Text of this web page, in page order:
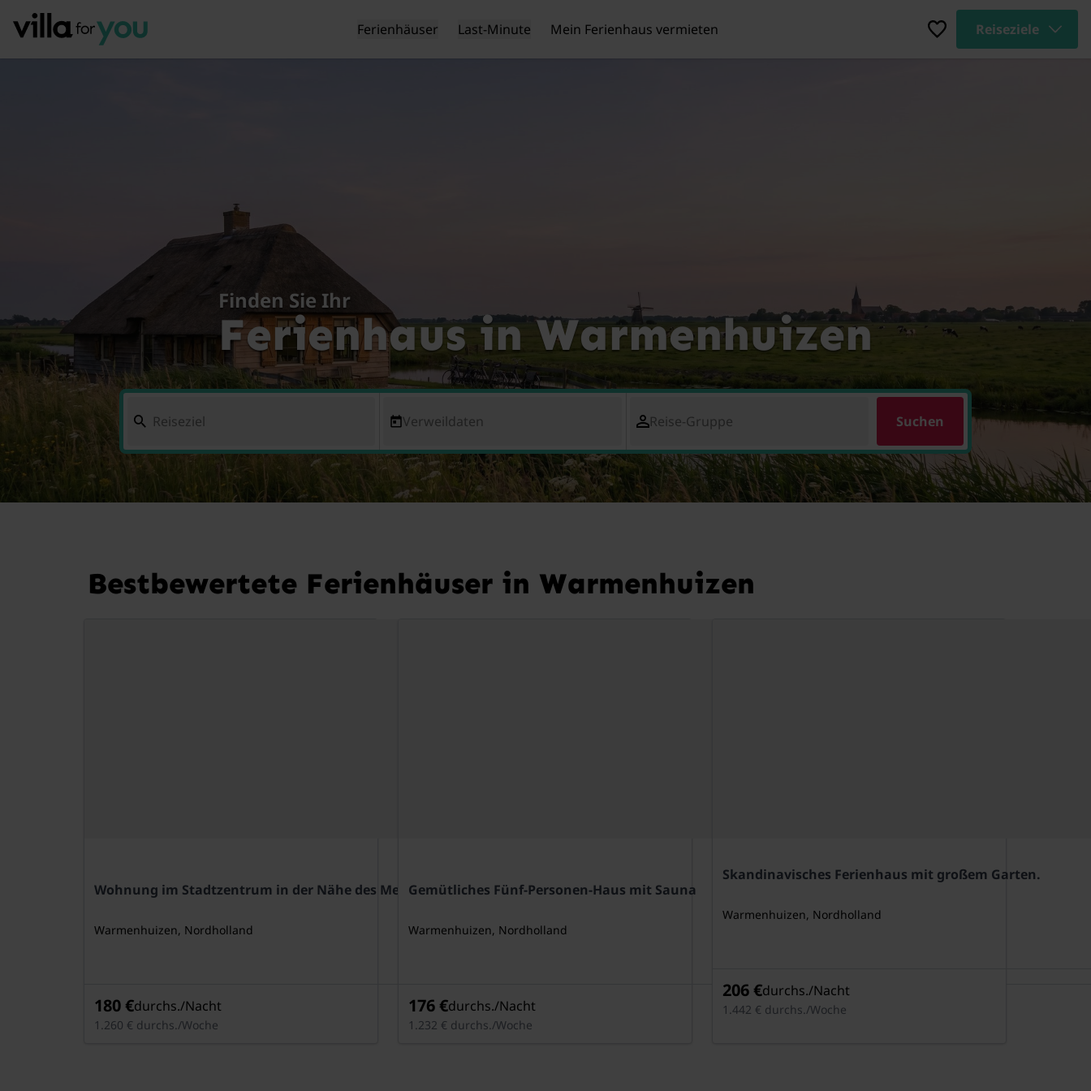
Ferienhäuser Last-Minute Mein Ferienhaus vermieten Reiseziele
Finden Sie Ihr
Ferienhaus in Warmenhuizen
Verweildaten Reise-Gruppe Suchen
Bestbewertete Ferienhäuser in Warmenhuizen
Wohnung im Stadtzentrum in der Nähe des Meeres
Warmenhuizen, Nordholland
180 €durchs./Nacht
1.260 € durchs./Woche
Gemütliches Fünf-Personen-Haus mit Sauna
Warmenhuizen, Nordholland
176 €durchs./Nacht
1.232 € durchs./Woche
Skandinavisches Ferienhaus mit großem Garten.
Warmenhuizen, Nordholland
206 €durchs./Nacht
1.442 € durchs./Woche